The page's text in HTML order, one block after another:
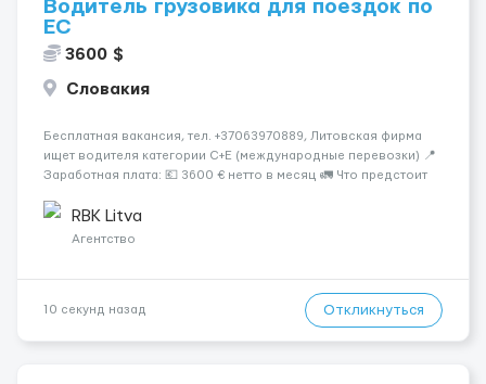
Водитель грузовика для поездок по
ЕС
3600 $
Словакия
Бесплатная вакансия, тел. +37063970889, Литовская фирма
ищет водителя категории C+E (международные перевозки) 📍
Заработная плата: 💶 3600 € нетто в месяц 🚛 Что предстоит
рефрижераторах. В среднем 400–500 км в день. Погрузки и
разгрузки...
RBK Litva
Агентство
10 секунд назад Откликнуться